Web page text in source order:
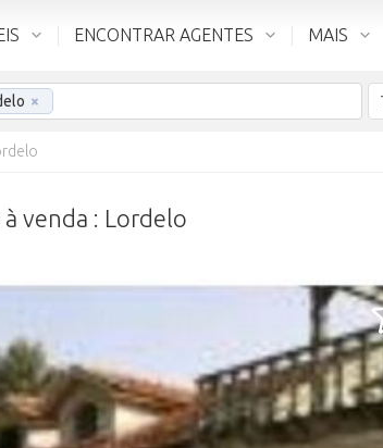
ENCONTRAR AGENTES MAIS
×
venda : Lordelo